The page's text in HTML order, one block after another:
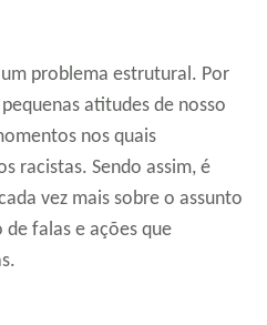
problema estrutural. Por
atitudes de nosso
nos quais
racistas. Sendo assim, é
vez mais sobre o assunto
falas e ações que